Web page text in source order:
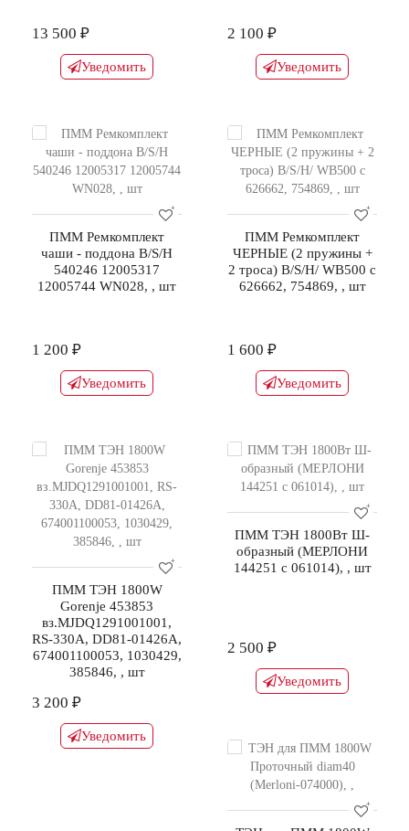
13 500 ₽
Уведомить
2 100 ₽
Уведомить
ПММ Ремкомплект
чаши - поддона B/S/H
540246 12005317
12005744 WN028, , шт
1 200 ₽
Уведомить
ПММ Ремкомплект
ЧЕРНЫЕ (2 пружины +
2 троса) B/S/H/ WB500 с
626662, 754869, , шт
1 600 ₽
Уведомить
ПММ ТЭН 1800W
Gorenje 453853
вз.MJDQ1291001001,
RS-330A, DD81-01426A,
674001100053, 1030429,
385846, , шт
3 200 ₽
Уведомить
ПММ ТЭН 1800Вт Ш-
образный (МЕРЛОНИ
144251 с 061014), , шт
2 500 ₽
Уведомить